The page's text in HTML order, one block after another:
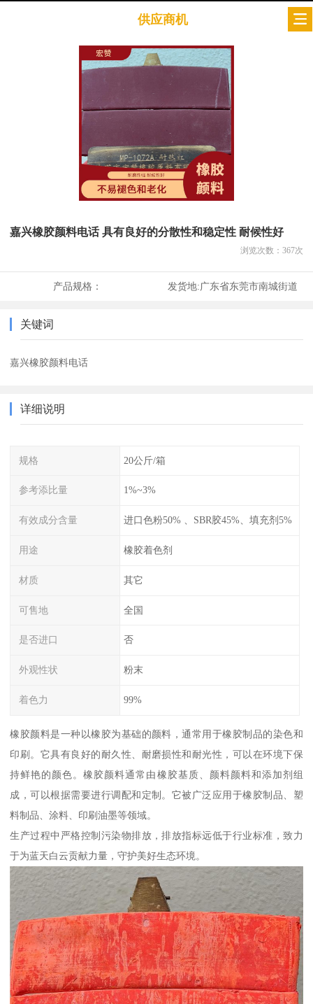
供应商机
嘉兴橡胶颜料电话 具有良好的分散性和稳定性 耐候性好
浏览次数： 367次
产品规格： 发货地:广东省东莞市南城街道
关键词
嘉兴橡胶颜料电话
详细说明
规格 20公斤/箱
参考添比量 1%~3%
有效成分含量 进口色粉50% 、SBR胶45%、填充剂5%
用途 橡胶着色剂
材质 其它
可售地 全国
是否进口 否
外观性状 粉末
着色力 99%
橡胶颜料是一种以橡胶为基础的颜料，通常用于橡胶制品的染色和
印刷。它具有良好的耐久性、耐磨损性和耐光性，可以在环境下保
持鲜艳的颜色。橡胶颜料通常由橡胶基质、颜料颜料和添加剂组
成，可以根据需要进行调配和定制。它被广泛应用于橡胶制品、塑
料制品、涂料、印刷油墨等领域。
生产过程中严格控制污染物排放，排放指标远低于行业标准，致力
于为蓝天白云贡献力量，守护美好生态环境。